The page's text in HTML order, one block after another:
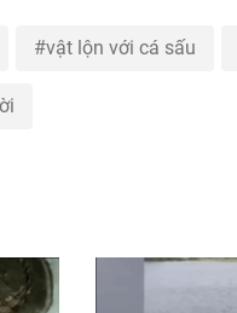
vật lộn với cá sấu